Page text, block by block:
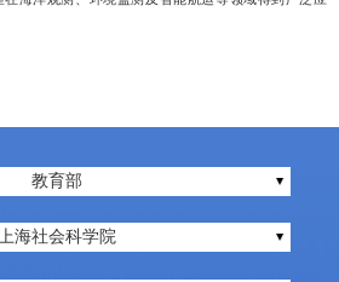
教育部
海社会科学院